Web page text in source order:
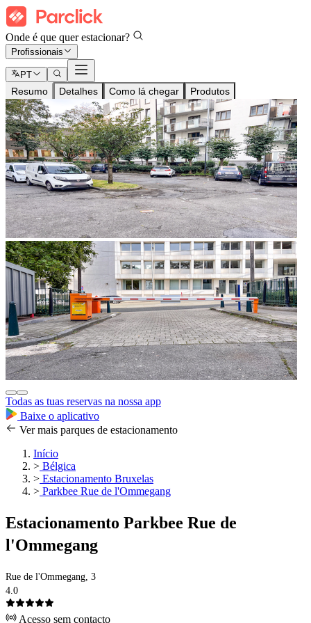
Onde é que quer estacionar?
Profissionais
PT
Resumo Detalhes Como lá chegar Produtos
Todas as tuas reservas na nossa app
Baixe o aplicativo
Ver mais parques de estacionamento
Início
> Bélgica
> Estacionamento Bruxelas
> Parkbee Rue de l'Ommegang
Estacionamento Parkbee Rue de
l'Ommegang
Rue de l'Ommegang, 3
4.0
Acesso sem contacto